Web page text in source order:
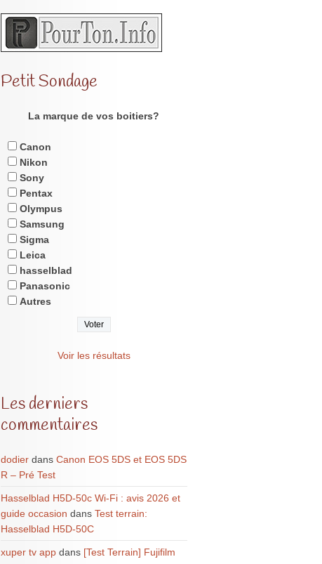
Petit Sondage
La marque de vos boitiers?
Canon
Nikon
Sony
Pentax
Olympus
Samsung
Sigma
Leica
hasselblad
Panasonic
Autres
Voir les résultats
Les derniers
commentaires
dodierdans Canon EOS 5DS et EOS 5DS
R – Pré Test
Hasselblad H5D-50c Wi-Fi : avis 2026 et
guide occasion dans Test terrain:
Hasselblad H5D-50C
xuper tv appdans [Test Terrain] Fujifilm